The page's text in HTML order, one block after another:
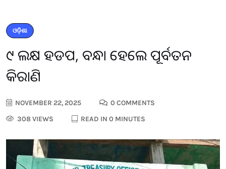
ଓଡ଼ିଶା
୬୯ ଲକ୍ଷ ହଡପ, ବନ୍ଧା ହେଲେ ପୂର୍ବତନ
କିରାଣି
NOVEMBER 22, 2025
0 COMMENTS
308 VIEWS
READ IN 0 MINUTES